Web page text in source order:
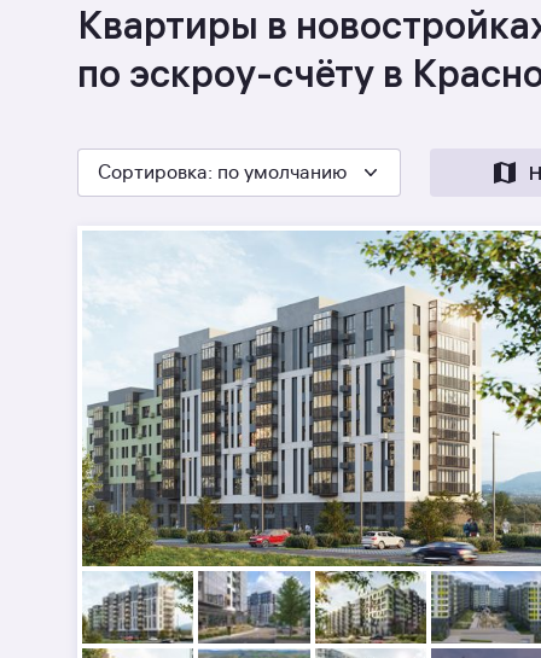
Квартиры в
по эскроу-счёту в
Сортировка: по умолчанию